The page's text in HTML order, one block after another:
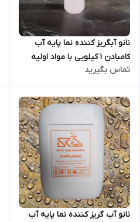
نانو آبگریز کننده نما پایه آب
کامبادن 1 کیلویی با مواد اولیه
آلمانی (تک فروشی)
تماس بگیرید
نانو آب گریز کننده نما پایه آب